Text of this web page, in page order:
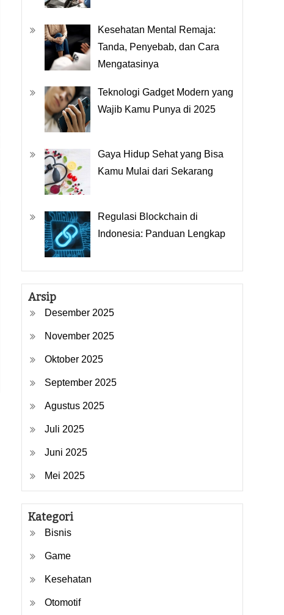
Kesehatan Mental Remaja:
Tanda, Penyebab, dan Cara
Mengatasinya
Teknologi Gadget Modern yang
Wajib Kamu Punya di 2025
Gaya Hidup Sehat yang Bisa
Kamu Mulai dari Sekarang
Regulasi Blockchain di
Indonesia: Panduan Lengkap
Arsip
Desember 2025
November 2025
Oktober 2025
September 2025
Agustus 2025
Juli 2025
Juni 2025
Mei 2025
Kategori
Bisnis
Game
Kesehatan
Otomotif